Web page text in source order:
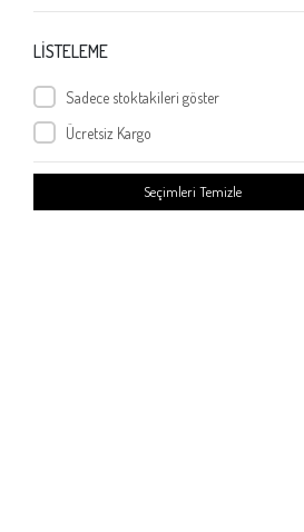
Oppo Reno 5 Pro 5G
Oppo AX7
Oppo RX17 Neo
Oppo Reno
Oppo Reno 10X Zoom
LİSTELEME
Sadece stoktakileri göster
Ücretsiz Kargo
Seçimleri Temizle